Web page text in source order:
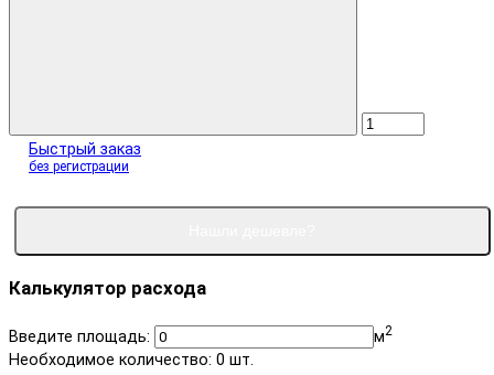
Быстрый заказ
без регистрации
Калькулятор расхода
Введите площадь: м2
Необходимое количество: 0 шт.